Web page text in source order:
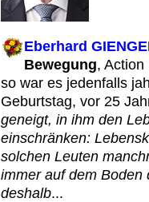
Eberhard
Bewegung,
so war es jedenfalls
Geburtstag, vor 25
geneigt, in ihm den
einschränken:
solchen Leuten
immer auf dem Boden
deshalb...